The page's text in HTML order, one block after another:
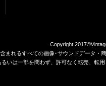
Copyright
まれるすべての画像･サウンドデータ・
るいは一部を問わず、許可なく転売、転